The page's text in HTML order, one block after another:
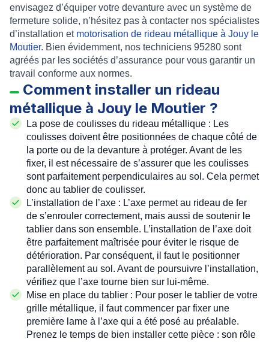
envisagez d’équiper votre devanture avec un système de
fermeture solide, n’hésitez pas à contacter nos spécialistes
d’installation et motorisation de rideau métallique à Jouy le
Moutier. Bien évidemment, nos techniciens 95280 sont
agréés par les sociétés d’assurance pour vous garantir un
travail conforme aux normes.
Comment installer un rideau
métallique à Jouy le Moutier ?
La pose de coulisses du rideau métallique : Les
coulisses doivent être positionnées de chaque côté de
la porte ou de la devanture à protéger. Avant de les
fixer, il est nécessaire de s’assurer que les coulisses
sont parfaitement perpendiculaires au sol. Cela permet
donc au tablier de coulisser.
L’installation de l’axe : L’axe permet au rideau de fer
de s’enrouler correctement, mais aussi de soutenir le
tablier dans son ensemble. L’installation de l’axe doit
être parfaitement maîtrisée pour éviter le risque de
détérioration. Par conséquent, il faut le positionner
parallèlement au sol. Avant de poursuivre l’installation,
vérifiez que l’axe tourne bien sur lui-même.
Mise en place du tablier : Pour poser le tablier de votre
grille métallique, il faut commencer par fixer une
première lame à l’axe qui a été posé au préalable.
Prenez le temps de bien installer cette pièce : son rôle